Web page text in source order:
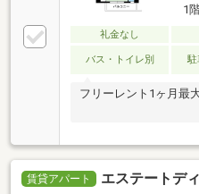
1
礼金なし
バス・トイレ別 駐
フリーレント1ヶ月最
賃貸アパート エステートデ